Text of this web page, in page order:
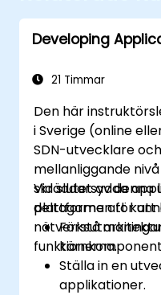
Developing
21 Timmar
Den här
i Sverige (online
SDN-utvecklare
mellanliggande
skräddarsydda
plattformen för att
funktionerna.
Vid slutet av
deltagarna att
Förstå
Ställa in en
applikationer.